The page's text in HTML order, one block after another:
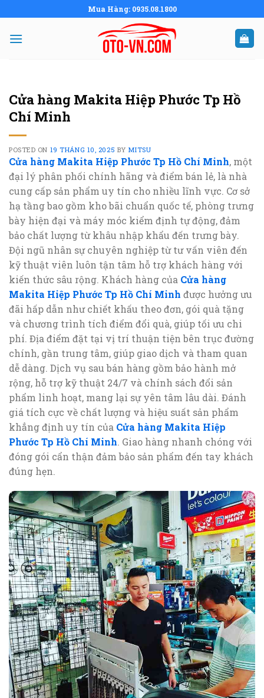
to
content
Mua Hàng: 0935.08.1800
Cửa hàng Makita Hiệp Phước Tp Hồ
Chí Minh
POSTED ON 19 THÁNG 10, 2025 BY MITSU
Cửa hàng Makita Hiệp Phước Tp Hồ Chí Minh, một
đại lý phân phối chính hãng và điểm bán lẻ, là nhà
cung cấp sản phẩm uy tín cho nhiều lĩnh vực. Cơ sở
hạ tầng bao gồm kho bãi chuẩn quốc tế, phòng trưng
bày hiện đại và máy móc kiểm định tự động, đảm
bảo chất lượng từ khâu nhập khẩu đến trưng bày.
Đội ngũ nhân sự chuyên nghiệp từ tư vấn viên đến
kỹ thuật viên luôn tận tâm hỗ trợ khách hàng với
kiến thức sâu rộng. Khách hàng của Cửa hàng
Makita Hiệp Phước Tp Hồ Chí Minh được hưởng ưu
đãi hấp dẫn như chiết khấu theo đơn, gói quà tặng
và chương trình tích điểm đổi quà, giúp tối ưu chi
phí. Địa điểm đặt tại vị trí thuận tiện bên trục đường
chính, gần trung tâm, giúp giao dịch và tham quan
dễ dàng. Dịch vụ sau bán hàng gồm bảo hành mở
rộng, hỗ trợ kỹ thuật 24/7 và chính sách đổi sản
phẩm linh hoạt, mang lại sự yên tâm lâu dài. Đánh
giá tích cực về chất lượng và hiệu suất sản phẩm
khẳng định uy tín của Cửa hàng Makita Hiệp
Phước Tp Hồ Chí Minh. Giao hàng nhanh chóng với
đóng gói cẩn thận đảm bảo sản phẩm đến tay khách
đúng hẹn.